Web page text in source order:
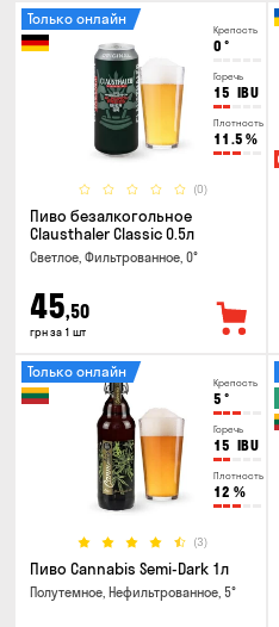
Крепость
0 °
Горечь
15 IBU
Плотность
11.5 %
(0)
Только онлайн
Пиво безалкогольное
Clausthaler Classic 0.5л
Светлое, Фильтрованное, 0°
45,50
грн за 1 шт
Крепость
5 °
Горечь
15 IBU
Плотность
12 %
(3)
Только онлайн
Пиво Cannabis Semi-Dark 1л
Полутемное, Нефильтрованное, 5°